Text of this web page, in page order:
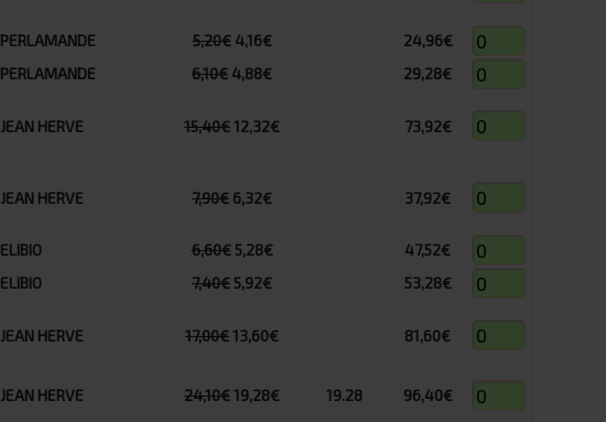
PERLAMANDE 5,20€ 4,16€
24,96€
PERLAMANDE 6,10€ 4,88€
29,28€
JEAN HERVE 15,40€12,32€ 73,92€
JEAN HERVE 7,90€ 6,32€ 37,92€
ELIBIO 6,60€ 5,28€
47,52€
ELIBIO 7,40€5,92€
53,28€
JEAN HERVE 17,00€13,60€ 81,60€
JEAN HERVE 24,10€19,28€ 19.28
96,40€